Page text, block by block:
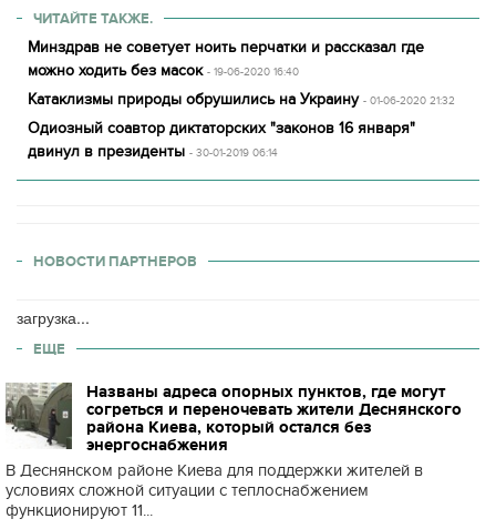
ЧИТАЙТЕ ТАКЖЕ.
Минздрав не советует ноить перчатки и рассказал где
можно ходить без масок - 19-06-2020 16:40
Катаклизмы природы обрушились на Украину - 01-06-2020 21:32
Одиозный соавтор диктаторских "законов 16 января"
двинул в президенты - 30-01-2019 06:14
НОВОСТИ ПАРТНЕРОВ
загрузка...
ЕЩЕ
Названы адреса опорных пунктов, где могут
согреться и переночевать жители Деснянского
района Киева, который остался без
энергоснабжения
В Деснянском районе Киева для поддержки жителей в
условиях сложной ситуации с теплоснабжением
функционируют 11...